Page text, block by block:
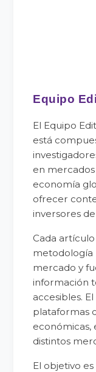
Equipo
El Equipo
está
en
economía
ofrecer
inversores
Cada
metodología
mercado y
información
accesibles.
plataformas
económicas,
distintos
El objetivo